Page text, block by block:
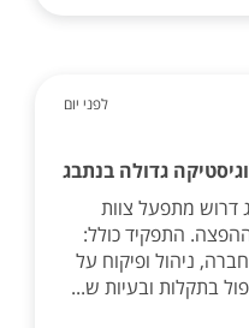
לפני יום
גדולה בנתבג
דרוש מתפעל צוות
התפקיד כולל:
ניהול ופיקוח על
בתקלות ובעיות ש...